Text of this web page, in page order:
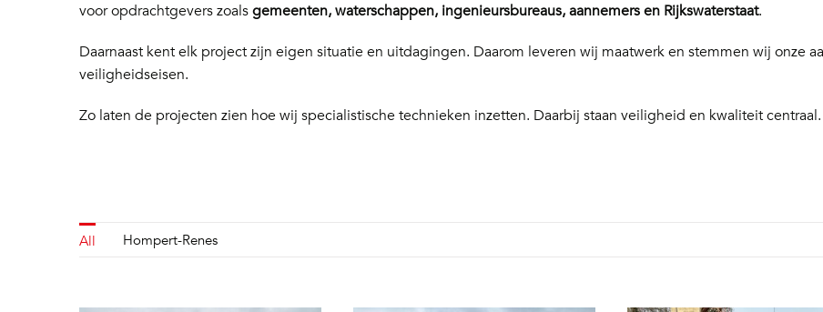
voor opdrachtgevers zoalsgemeenten, waterschappen, ingenieursbureaus, aannemers en Rijkswaterstaat.
Daarnaast kent elk project zijn eigen situatie en uitdagingen. Daarom leveren wij maatwerk en stemmen wij onze
veiligheidseisen.
Zo laten de projecten zien hoe wij specialistische technieken inzetten. Daarbij staan veiligheid en kwaliteit centraal.
All Hompert-Renes